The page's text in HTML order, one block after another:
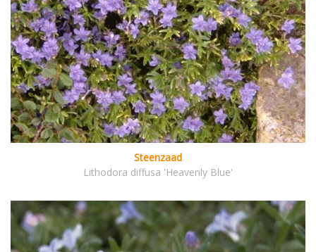
Steenzaad
Lithodora diffusa 'Heavenly Blue'